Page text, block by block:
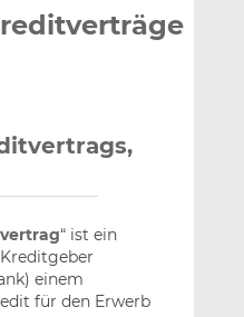
LinkedIn
Facebook
“ ist ein
einem
für den Erwerb